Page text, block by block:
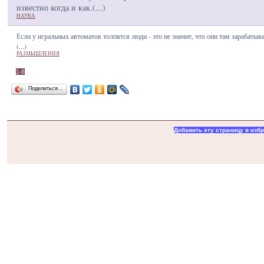
известно когда и как.(...)
НАУКА
Если у игральных автоматов толпятся люди - это не значит, что они там
(...)
РАЗМЫШЛЕНИЯ
1-6
Поделиться…
Добавить эту страницу в